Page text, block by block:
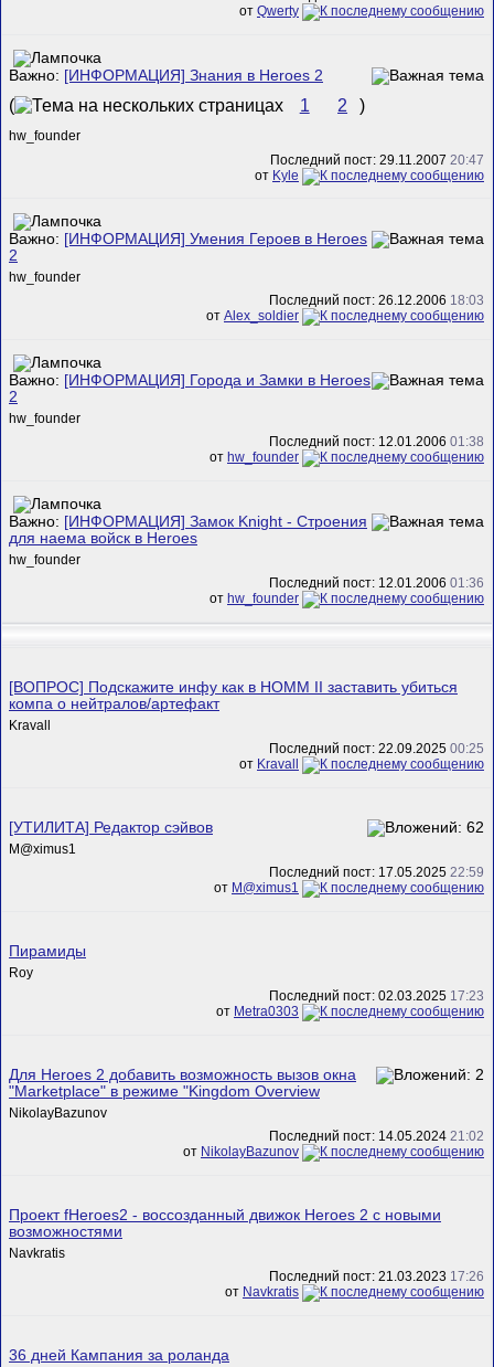
от Qwerty
Важно: [ИНФОРМАЦИЯ] Знания в Heroes 2
( 1 2 )
hw_founder
Последний пост: 29.11.2007 20:47
от Kyle
Важно: [ИНФОРМАЦИЯ] Умения Героев в Heroes
2
hw_founder
Последний пост: 26.12.2006 18:03
от Alex_soldier
Важно: [ИНФОРМАЦИЯ] Города и Замки в Heroes
2
hw_founder
Последний пост: 12.01.2006 01:38
от hw_founder
Важно: [ИНФОРМАЦИЯ] Замок Knight - Строения
для наема войск в Heroes
hw_founder
Последний пост: 12.01.2006 01:36
от hw_founder
[ВОПРОС] Подскажите инфу как в HOMM II заставить убиться
компа о нейтралов/артефакт
Kravall
Последний пост: 22.09.2025 00:25
от Kravall
[УТИЛИТА] Редактор сэйвов
M@ximus1
Последний пост: 17.05.2025 22:59
от M@ximus1
Пирамиды
Roy
Последний пост: 02.03.2025 17:23
от Metra0303
Для Heroes 2 добавить возможность вызов окна
"Marketplace" в режиме "Kingdom Overview
NikolayBazunov
Последний пост: 14.05.2024 21:02
от NikolayBazunov
Проект fHeroes2 - воссозданный движок Heroes 2 с новыми
возможностями
Navkratis
Последний пост: 21.03.2023 17:26
от Navkratis
36 дней Кампания за роланда